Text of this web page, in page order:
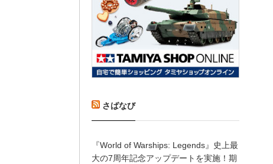
さばなび
『World of Warships: Legends』史上最
大の7周年記念アップデートを実施！期